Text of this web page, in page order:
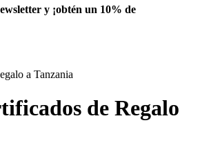
y ¡obtén un 10% de
a Tanzania
de Regalo